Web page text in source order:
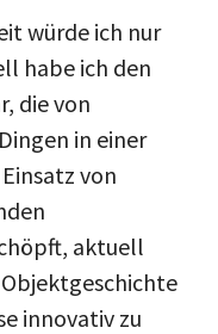
würde ich nur
habe ich den
die von
in einer
von
aktuell
innovativ zu